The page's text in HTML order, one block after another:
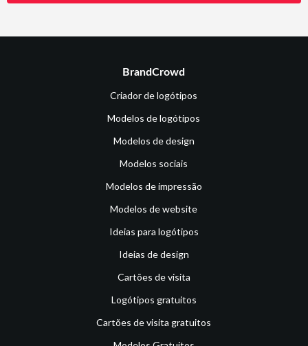
BrandCrowd
Criador de logótipos
Modelos de logótipos
Modelos de design
Modelos sociais
Modelos de impressão
Modelos de website
Ideias para logótipos
Ideias de design
Cartões de visita
Logótipos gratuitos
Cartões de visita gratuitos